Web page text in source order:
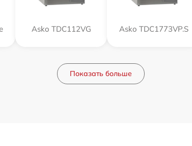
Asko TDC112VG Asko TDC1773VP.S
Показать больше